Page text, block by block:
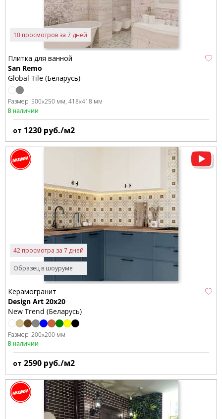
10 просмотров за 7 дней
Плитка для ванной
San Remo
Global Tile (Беларусь)
Размер: 500x250 мм 418x418 мм
В наличии
от 1230 руб./м2
Образец в шоуруме
42 просмотра за 7 дней
Керамогранит
Design Art 20x20
New Trend (Беларусь)
Размер: 200x200 мм
В наличии
от 2590 руб./м2